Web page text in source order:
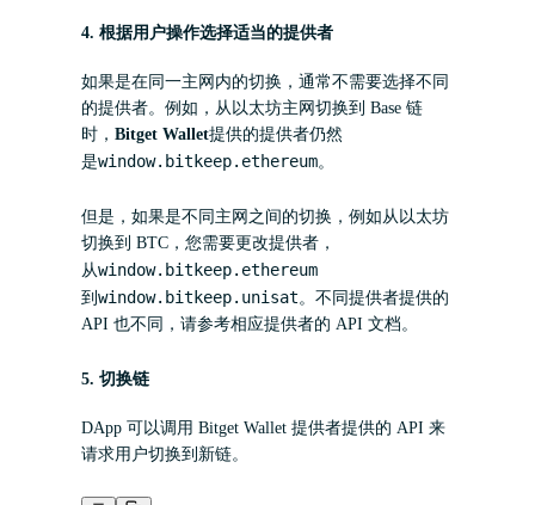
4. 根据用户操作选择适当的提供者
如果是在同一主网内的切换，通常不需要选择不同
的提供者。例如，从以太坊主网切换到 Base 链
时， Bitget Wallet提供的提供者仍然
是window.bitkeep.ethereum。
但是，如果是不同主网之间的切换，例如从以太坊
切换到 BTC，您需要更改提供者，
从window.bitkeep.ethereum
到 window.bitkeep.unisat 。不同提供者提供的
API 也不同，请参考相应提供者的 API 文档。
5. 切换链
DApp 可以调用 Bitget Wallet 提供者提供的 API 来
请求用户切换到新链。